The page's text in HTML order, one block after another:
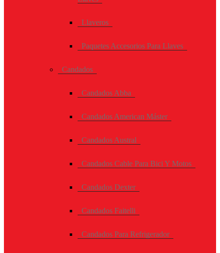
Llaveros
Paquetes Accesorios Para Llaves
Candados
Candados Abba
Candados American Máster
Candados Austral
Candados Cable Para Bici Y Motos
Candados Dexter
Candados Faitelli
Candados Para Refrigerador